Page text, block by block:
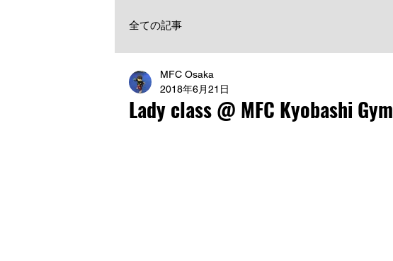
全ての記事
Lady class @ MFC Kyobashi Gym
MFC Osaka
2018年6月21日